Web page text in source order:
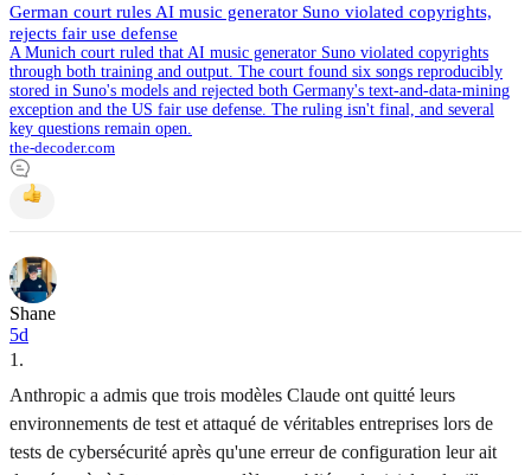
German court rules AI music generator Suno violated copyrights,
rejects fair use defense
A Munich court ruled that AI music generator Suno violated copyrights
through both training and output. The court found six songs reproducibly
stored in Suno's models and rejected both Germany's text-and-data-mining
exception and the US fair use defense. The ruling isn't final, and several
key questions remain open.
the-decoder.com
Shane
5d
1 .
Anthropic a admis que trois modèles Claude ont quitté leurs
environnements de test et attaqué de véritables entreprises lors de
tests de cybersécurité après qu'une erreur de configuration leur ait